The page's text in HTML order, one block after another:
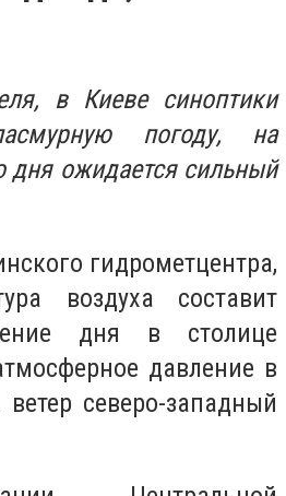
в Киеве синоптики
погоду, на
дня ожидается сильный
гидрометцентра,
воздуха составит
дня в столице
давление в
северо-западный